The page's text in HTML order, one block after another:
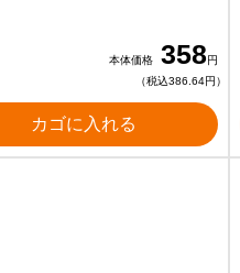
本体価格 358円
（税込386.64円）
カゴに入れる